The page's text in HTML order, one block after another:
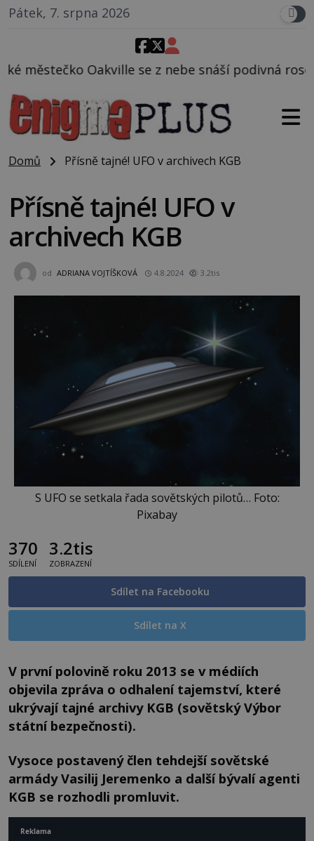
Pátek, 7. srpna 2026
z nebe snáší podivná rosolovitá látka
Domů Přísně tajné! UFO v archivech KGB
Přísně tajné! UFO v
archivech KGB
od ADRIANA VOJTÍŠKOVÁ 4.8.2024 3.2tis
S UFO se setkala řada sovětských pilotů… Foto:
Pixabay
370
SDÍLENÍ
3.2tis
ZOBRAZENÍ
Sdílet na Facebooku
Sdílet na X
V první polovině roku 2013 se v médiích
objevila zpráva o odhalení tajemství, které
ukrývají tajné archivy KGB (sovětský Výbor
státní bezpečnosti).
Vysoce postavený člen tehdejší sovětské
armády Vasilij Jeremenko a další bývalí agenti
KGB se rozhodli promluvit.
Reklama